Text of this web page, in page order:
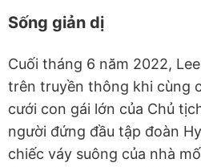
Sống giản dị
Cuối tháng 6 năm 2022,
trên truyền thông khi cùng
cưới con gái lớn của Chủ
người đứng đầu tập đoàn
chiếc váy suông của nhà